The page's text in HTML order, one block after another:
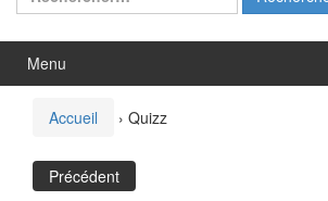
Menu
Accueil › Quizz
Précédent